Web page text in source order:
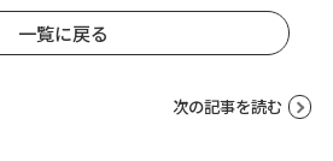
一覧に戻る
次の記事を読む